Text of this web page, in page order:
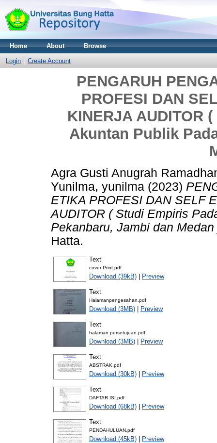
Home About Browse
Login Create Account
PENGARUH
PROFESI DAN
KINERJA AUDITOR
Akuntan Publik
Agra Gusti Anugrah
Yunilma, yunilma (2023)
ETIKA PROFESI DAN SELF
AUDITOR ( Studi Empiris
Pekanbaru, Jambi dan Medan
Hatta.
Text
cover Print.pdf
Download (39kB) | Preview
Text
Halamanpengesahan.pdf
Download (3MB) | Preview
Text
halaman persetujuan.pdf
Download (3MB) | Preview
Text
ABSTRAK.pdf
Download (30kB) | Preview
Text
DAFTAR ISI.pdf
Download (68kB) | Preview
Text
PENDAHULUAN.pdf
Download (45kB) | Preview